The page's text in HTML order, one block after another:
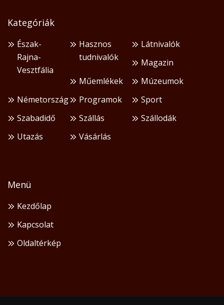
Kategóriák
Észak-
Rajna-
Vesztfália
Hasznos
tudnivalók
Látnivalók
Magazin
Műemlékek
Múzeumok
Németország
Programok
Sport
Szabadidő
Szállás
Szállodák
Utazás
Vásárlás
Menü
Kezdőlap
Kapcsolat
Oldaltérkép